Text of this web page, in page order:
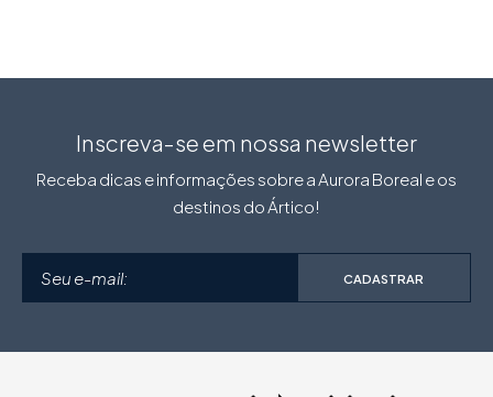
Inscreva-se em nossa newsletter
Receba dicas e informações sobre a Aurora Boreal e os
destinos do Ártico!
CADASTRAR